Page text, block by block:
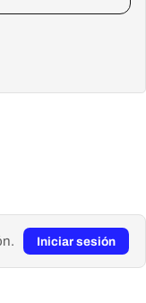
Iniciar sesión